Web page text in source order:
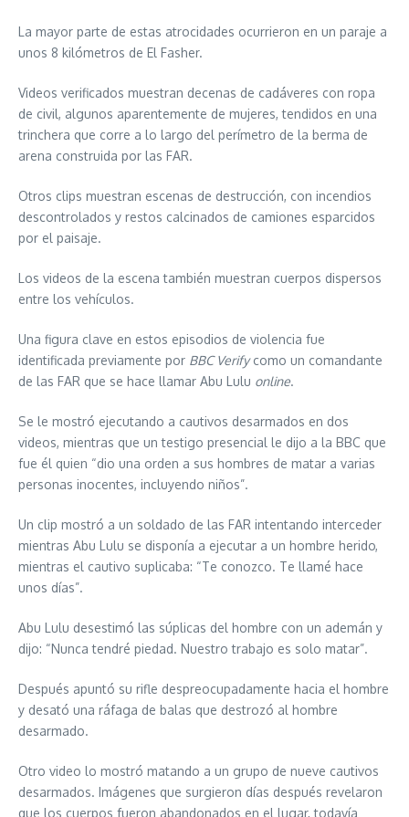
La mayor parte de estas atrocidades ocurrieron en un paraje a
unos 8 kilómetros de El Fasher.
Videos verificados muestran decenas de cadáveres con ropa
de civil, algunos aparentemente de mujeres, tendidos en una
trinchera que corre a lo largo del perímetro de la berma de
arena construida por las FAR.
Otros clips muestran escenas de destrucción, con incendios
descontrolados y restos calcinados de camiones esparcidos
por el paisaje.
Los videos de la escena también muestran cuerpos dispersos
entre los vehículos.
Una figura clave en estos episodios de violencia fue
identificada previamente por BBC Verifycomo un comandante
de las FAR que se hace llamar Abu Lulu online.
Se le mostró ejecutando a cautivos desarmados en dos
videos, mientras que un testigo presencial le dijo a la BBC que
fue él quien “dio una orden a sus hombres de matar a varias
personas inocentes, incluyendo niños”.
Un clip mostró a un soldado de las FAR intentando interceder
mientras Abu Lulu se disponía a ejecutar a un hombre herido,
mientras el cautivo suplicaba: “Te conozco. Te llamé hace
unos días”.
Abu Lulu desestimó las súplicas del hombre con un ademán y
dijo: “Nunca tendré piedad. Nuestro trabajo es solo matar”.
Después apuntó su rifle despreocupadamente hacia el hombre
y desató una ráfaga de balas que destrozó al hombre
desarmado.
Otro video lo mostró matando a un grupo de nueve cautivos
desarmados. Imágenes que surgieron días después revelaron
que los cuerpos fueron abandonados en el lugar, todavía